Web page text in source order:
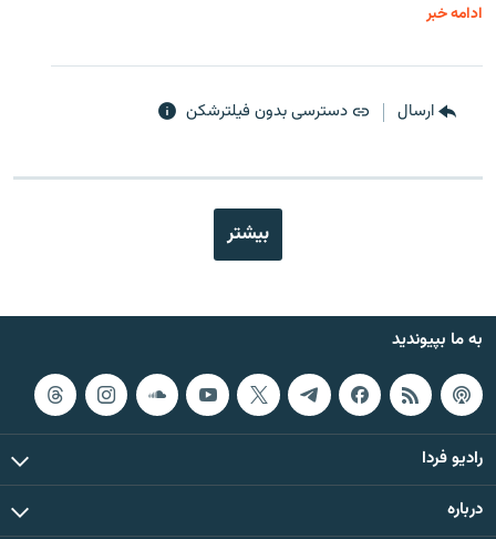
ادامه خبر
ارسال دسترسی بدون فیلترشکن
بیشتر
به ما بپیوندید
رادیو فردا
درباره